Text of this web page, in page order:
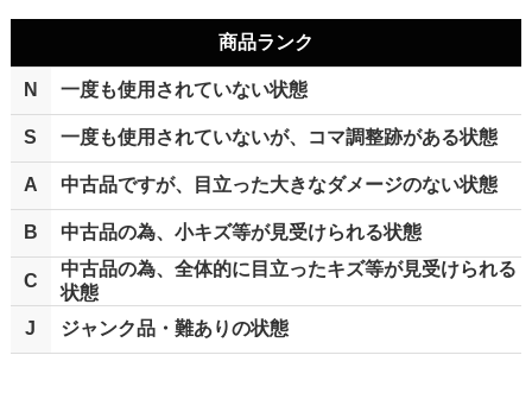
商品ランク
N 一度も使用されていない状態
S 一度も使用されていないが、コマ調整跡がある状態
A 中古品ですが、目立った大きなダメージのない状態
B 中古品の為、小キズ等が見受けられる状態
C
中古品の為、全体的に目立ったキズ等が見受けられる
状態
J
ジャンク品・難ありの状態